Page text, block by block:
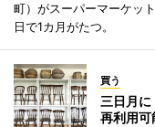
町）がスーパーマーケッ
日で1カ月がたつ。
買う
三日月
再利用可